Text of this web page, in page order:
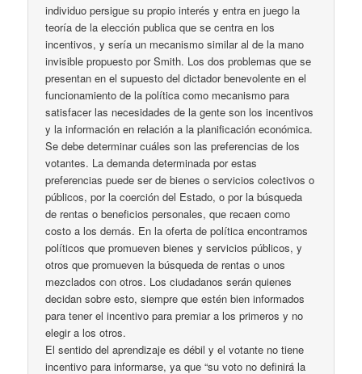
individuo persigue su propio interés y entra en juego la
teoría de la elección publica que se centra en los
incentivos, y sería un mecanismo similar al de la mano
invisible propuesto por Smith. Los dos problemas que se
presentan en el supuesto del dictador benevolente en el
funcionamiento de la política como mecanismo para
satisfacer las necesidades de la gente son los incentivos
y la información en relación a la planificación económica.
Se debe determinar cuáles son las preferencias de los
votantes. La demanda determinada por estas
preferencias puede ser de bienes o servicios colectivos o
públicos, por la coerción del Estado, o por la búsqueda
de rentas o beneficios personales, que recaen como
costo a los demás. En la oferta de política encontramos
políticos que promueven bienes y servicios públicos, y
otros que promueven la búsqueda de rentas o unos
mezclados con otros. Los ciudadanos serán quienes
decidan sobre esto, siempre que estén bien informados
para tener el incentivo para premiar a los primeros y no
elegir a los otros.
El sentido del aprendizaje es débil y el votante no tiene
incentivo para informarse, ya que “su voto no definirá la